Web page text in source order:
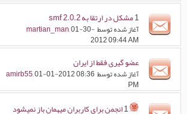
1مشكل در ارتقا به smf 2.0.2
آغاز شده توسط martian_man, 01-30-
2012 09:44 AM
عضو گیری فقط از ایران
آغاز شده توسط amirb55, 01-01-2012 08:36
PM
1انجمن برای کاربران میهمان باز نمیشود